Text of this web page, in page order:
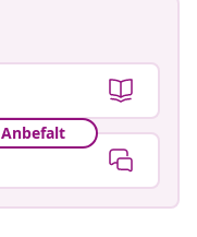
Anbefalt